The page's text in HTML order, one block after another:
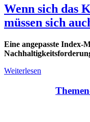
Wenn sich das
müssen sich
Eine angepasste Index-
Weiterlesen